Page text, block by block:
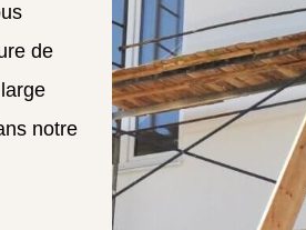
de
notre